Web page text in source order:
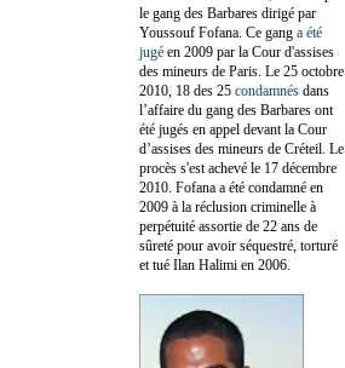
le gang des Barbares dirigé par
Youssouf Fofana. Ce gang a été
jugé en 2009 par la Cour d'assises
des mineurs de Paris. Le 25 octobre
2010, 18 des 25 condamnés dans
l’affaire du gang des Barbares ont
été jugés en appel devant la Cour
d’assises des mineurs de Créteil. Le
procès s'est achevé le 17 décembre
2010. Fofana a été condamné en
2009 à la réclusion criminelle à
perpétuité assortie de 22 ans de
sûreté pour avoir séquestré, torturé
et tué Ilan Halimi en 2006.